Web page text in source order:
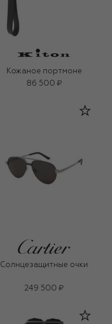
Кожаное портмоне
86 500 ₽
Солнцезащитные очки
249 500 ₽